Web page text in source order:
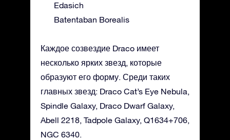
Edasich
Batentaban Borealis
Каждое созвездие Draco имеет
несколько ярких звезд, которые
образуют его форму. Среди таких
главных звезд: Draco Cat’s Eye Nebula,
Spindle Galaxy, Draco Dwarf Galaxy,
Abell 2218, Tadpole Galaxy, Q1634+706,
NGC 6340.